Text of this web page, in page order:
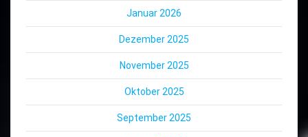
Januar 2026
Dezember 2025
November 2025
Oktober 2025
September 2025